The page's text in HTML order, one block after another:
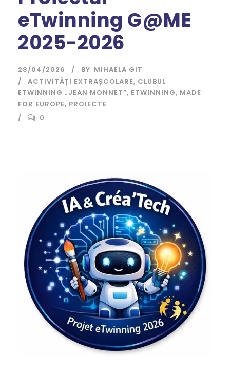
eTwinning G@ME
2025-2026
28/04/2026 BY MIHAELA GIT
ACTIVITĂȚI EXTRAȘCOLARE, CLUBUL
ETWINNING „JEAN MONNET”, ETWINNING, MADE
FOR EUROPE, PROIECTE
0